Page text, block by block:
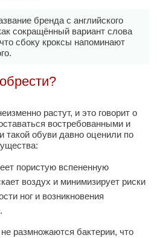
бренда с английского
сокращённый вариант слова
сбоку кроксы напоминают
растут, и это говорит о
востребованными и
обуви давно оценили по
пористую вспененную
воздух и минимизирует риски
ног и возникновения
размножаются бактерии, что